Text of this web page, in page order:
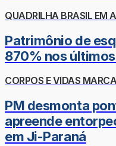
QUADRILHA BRASIL EM
Patrimônio de
870% nos
CORPOS E VIDAS
PM desmonta
apreende
em Ji-Paraná